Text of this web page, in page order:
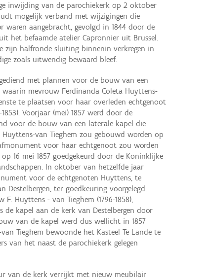
inwijding van de parochiekerk op 2 oktober
mogelijk verband met wijzigingen die
aangebracht, gevolgd in 1844 door de
het befaamde atelier Capronnier uit Brussel.
zijn halfronde sluiting binnenin verkregen in
zoals uitwendig bewaard bleef.
met plannen voor de bouw van een
waarin mevrouw Ferdinanda Coleta Huyttens-
te plaatsen voor haar overleden echtgenoot
Voorjaar (mei) 1857 werd door de
voor de bouw van een laterale kapel die
van Tieghem zou gebouwd worden op
voor haar echtgenoot zou worden
16 mei 1857 goedgekeurd door de Koninklijke
In oktober van hetzelfde jaar
voor de echtgenoten Huyttens, te
Destelbergen, ter goedkeuring voorgelegd.
Huyttens - van Tieghem (1796-1858),
de kapel aan de kerk van Destelbergen door
van de kapel werd dus wellicht in 1857
Tieghem bewoonde het Kasteel Te Lande te
van het naast de parochiekerk gelegen
van de kerk verrijkt met nieuw meubilair